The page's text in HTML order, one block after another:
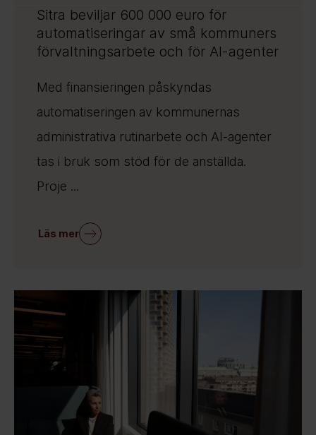
Sitra beviljar 600 000 euro för
automatiseringar av små kommuners
förvaltningsarbete och för AI-agenter
Med finansieringen påskyndas
automatiseringen av kommunernas
administrativa rutinarbete och AI-agenter
tas i bruk som stöd för de anställda.
Proje ...
Läs mer